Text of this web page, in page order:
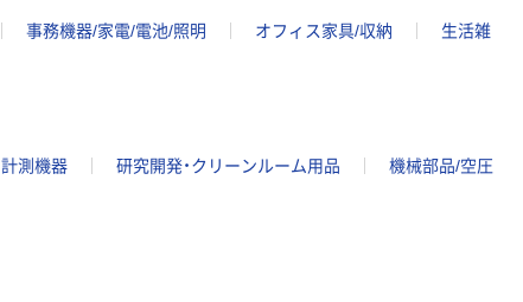
事務機器/家電/電池/照明 オフィス家具/収納
生活雑
計測機器 研究開発・クリーンルーム用品
機械部品/空圧